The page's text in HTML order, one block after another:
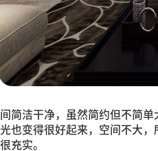
简洁干净，虽然简约但不简
也变得很好起来，空间不大
充实。